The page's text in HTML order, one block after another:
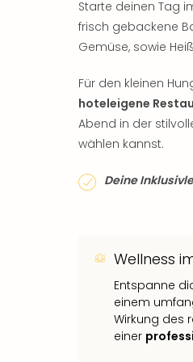
Starte deinen Tag
frisch gebackene
Gemüse, sowie
Für den kleinen
hoteleigene
Abend in der
wählen kannst.
Deine
Wellness
Entspanne
einem
Wirkung des
einer